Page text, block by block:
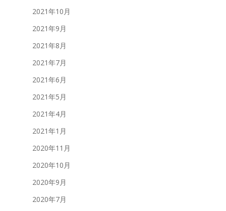
2021年10月
2021年9月
2021年8月
2021年7月
2021年6月
2021年5月
2021年4月
2021年1月
2020年11月
2020年10月
2020年9月
2020年7月